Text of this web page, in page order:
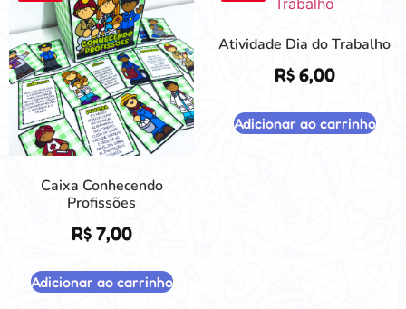
Caixa Conhecendo
Profissões
R$7,00
Adicionar ao carrinho
Atividade Dia do Trabalho
R$6,00
Adicionar ao carrinho